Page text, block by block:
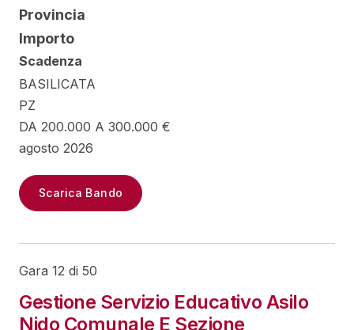
Provincia
Importo
Scadenza
BASILICATA
PZ
DA 200.000 A 300.000 €
agosto 2026
Scarica Bando
Gara 12 di 50
Gestione Servizio Educativo Asilo
Nido Comunale E Sezione